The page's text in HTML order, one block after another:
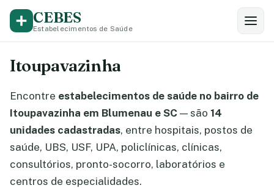
CEBES
Estabelecimentos de Saúde
Itoupavazinha
Encontre estabelecimentos de saúde no bairro de
Itoupavazinha em Blumenau e SC — são 14
unidades cadastradas, entre hospitais, postos de
saúde, UBS, USF, UPA, policlínicas, clínicas,
consultórios, pronto-socorro, laboratórios e
centros de especialidades.